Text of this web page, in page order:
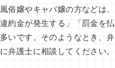
俗嬢やキャバ嬢の方などは
約金が発生する」「罰金を
いです。そのようなとき、
弁護士に相談してください。